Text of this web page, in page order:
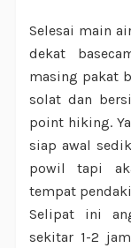
Selesai main
dekat
masing pakat
solat dan
point hiking.
siap awal
powil tapi
tempat
Selipat ini
sekitar 1-2